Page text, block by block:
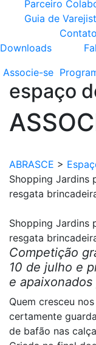
Parceiro
Guia de
Downloads
Contato
Associe-se
espaço
ABRASCE >
Shopping Jardins
resgata
Shopping Jardins
resgata
Competição
10 de julho e
e
Quem cresceu
certamente
de bafão nas